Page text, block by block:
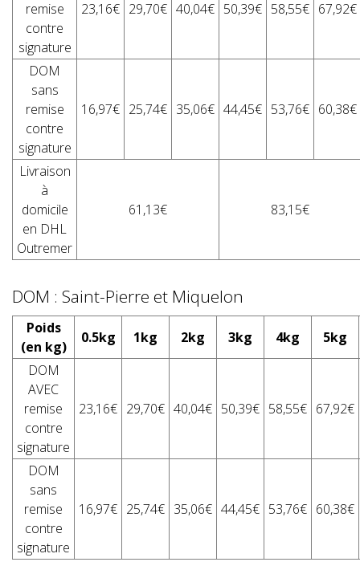
remise
contre
signature
23,16€ 29,70€ 40,04€ 50,39€ 58,55€ 67,92€
DOM
sans
remise
contre
signature
16,97€ 25,74€ 35,06€ 44,45€ 53,76€ 60,38€
Livraison
à
domicile
en DHL
Outremer
61,13€ 83,15€
DOM : Saint-Pierre et Miquelon
Poids
(en kg)
0.5kg 1kg 2kg 3kg 4kg
5kg
DOM
AVEC
remise
contre
signature
23,16€ 29,70€ 40,04€ 50,39€ 58,55€ 67,92€
DOM
sans
remise
contre
signature
16,97€ 25,74€ 35,06€ 44,45€ 53,76€ 60,38€